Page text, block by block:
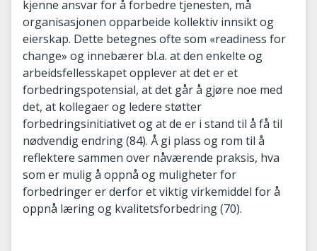
kjenne ansvar for å forbedre tjenesten, må
organisasjonen opparbeide kollektiv innsikt og
eierskap. Dette betegnes ofte som «readiness for
change» og innebærer bl.a. at den enkelte og
arbeidsfellesskapet opplever at det er et
forbedringspotensial, at det går å gjøre noe med
det, at kollegaer og ledere støtter
forbedringsinitiativet og at de er i stand til å få til
nødvendig endring (84). Å gi plass og rom til å
reflektere sammen over nåværende praksis, hva
som er mulig å oppnå og muligheter for
forbedringer er derfor et viktig virkemiddel for å
oppnå læring og kvalitetsforbedring (70).